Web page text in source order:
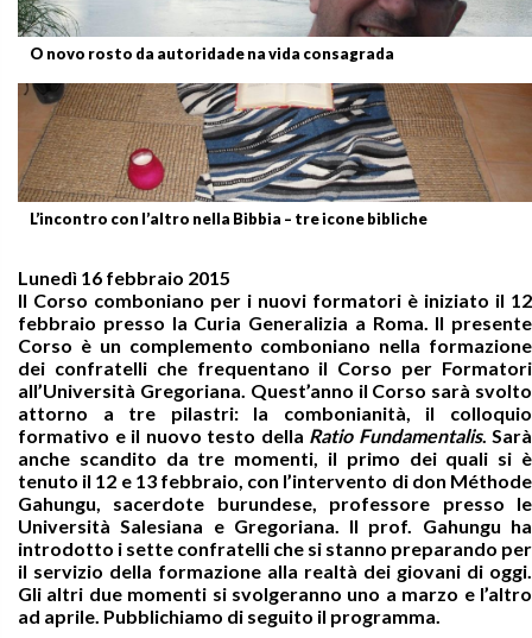
O novo rosto da autoridade na vida consagrada
L’incontro con l’altro nella Bibbia – tre icone bibliche
Lunedì 16 febbraio 2015
Il Corso comboniano per i nuovi formatori è iniziato il 12
febbraio presso la Curia Generalizia a Roma. Il presente
Corso è un complemento comboniano nella formazione
dei confratelli che frequentano il Corso per Formatori
all’Università Gregoriana. Quest’anno il Corso sarà svolto
attorno a tre pilastri: la combonianità, il colloquio
formativo e il nuovo testo della Ratio Fundamentalis. Sarà
anche scandito da tre momenti, il primo dei quali si è
tenuto il 12 e 13 febbraio, con l’intervento di don Méthode
Gahungu, sacerdote burundese, professore presso le
Università Salesiana e Gregoriana. Il prof. Gahungu ha
introdotto i sette confratelli che si stanno preparando per
il servizio della formazione alla realtà dei giovani di oggi.
Gli altri due momenti si svolgeranno uno a marzo e l’altro
ad aprile. Pubblichiamo di seguito il programma.